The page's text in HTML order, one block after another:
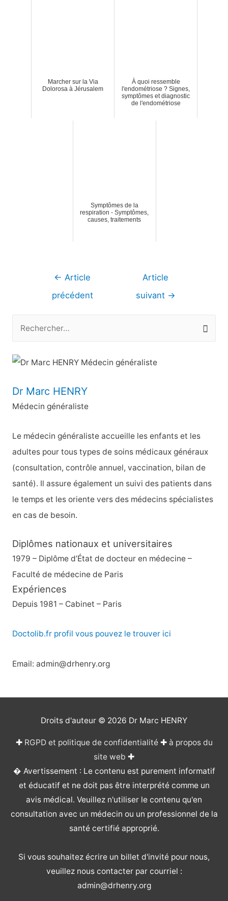
Marcher sur la Via
Dolorosa à Jérusalem
À quoi ressemble
l'endométriose ? Signes,
symptômes et diagnostic
de l'endométriose
Symptômes de la
respiration - Symptômes,
causes, traitements
Navigation
← Article
précédent
Article
suivant →
c
e
r
h
e
r
:
Dr Marc HENRY
Médecin généraliste
Le médecin généraliste accueille les enfants et les
adultes pour tous types de soins médicaux généraux
(consultation, contrôle annuel, vaccination, bilan de
santé). Il assure également un suivi des patients dans
le temps et les oriente vers des médecins spécialistes
en cas de besoin.
Diplômes nationaux et universitaires
1979 – Diplôme d’État de docteur en médecine –
Faculté de médecine de Paris
Expériences
Depuis 1981 – Cabinet – Paris
Doctolib.fr profil vous pouvez le trouver ici
Email: admin@drhenry.org
Droits d'auteur © 2026 Dr Marc HENRY
✚ RGPD et politique de confidentialité✚ à propos du
site web ✚
� Avertissement : Le contenu est purement informatif
et éducatif et ne doit pas être interprété comme un
avis médical. Veuillez n'utiliser le contenu qu'en
consultation avec un médecin ou un professionnel de la
santé certifié approprié.
Si vous souhaitez écrire un billet d'invité pour nous,
veuillez nous contacter par courriel :
admin@drhenry.org